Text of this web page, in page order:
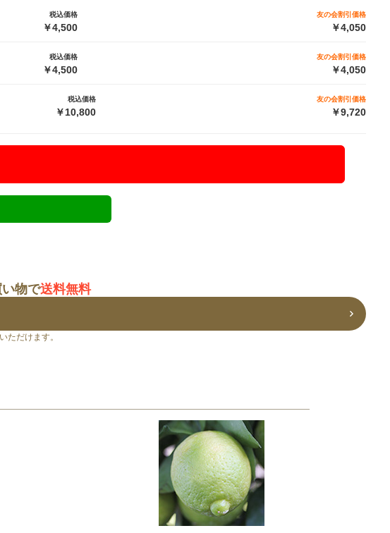
税込価格
￥4,500
友の会割引価格
￥4,050
税込価格
￥4,500
友の会割引価格
￥4,050
税込価格
￥10,800
友の会割引価格
￥9,720
物で送料無料
ただけます。